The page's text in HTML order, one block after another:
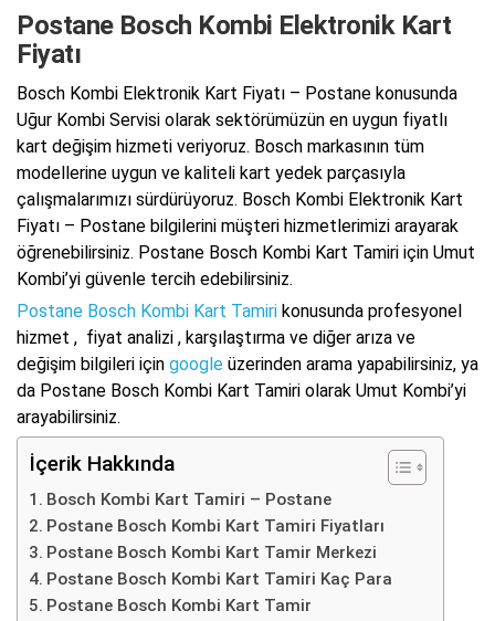
Postane Bosch Kombi Elektronik Kart
Fiyatı
Bosch Kombi Elektronik Kart Fiyatı – Postane konusunda
Uğur Kombi Servisi olarak sektörümüzün en uygun fiyatlı
kart değişim hizmeti veriyoruz. Bosch markasının tüm
modellerine uygun ve kaliteli kart yedek parçasıyla
çalışmalarımızı sürdürüyoruz. Bosch Kombi Elektronik Kart
Fiyatı – Postane bilgilerini müşteri hizmetlerimizi arayarak
öğrenebilirsiniz. Postane Bosch Kombi Kart Tamiri için Umut
Kombi’yi güvenle tercih edebilirsiniz.
Postane Bosch Kombi Kart Tamiri konusunda profesyonel
hizmet , fiyat analizi , karşılaştırma ve diğer arıza ve
değişim bilgileri için google üzerinden arama yapabilirsiniz, ya
da Postane Bosch Kombi Kart Tamiri olarak Umut Kombi’yi
arayabilirsiniz.
İçerik Hakkında
Bosch Kombi Kart Tamiri – Postane
Postane Bosch Kombi Kart Tamiri Fiyatları
Postane Bosch Kombi Kart Tamir Merkezi
Postane Bosch Kombi Kart Tamiri Kaç Para
Postane Bosch Kombi Kart Tamir